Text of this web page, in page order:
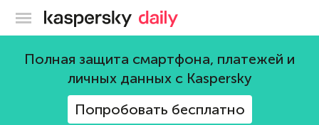
Блог Касперского
Полная защита смартфона, платежей и
личных данных с Kaspersky
Попробовать бесплатно